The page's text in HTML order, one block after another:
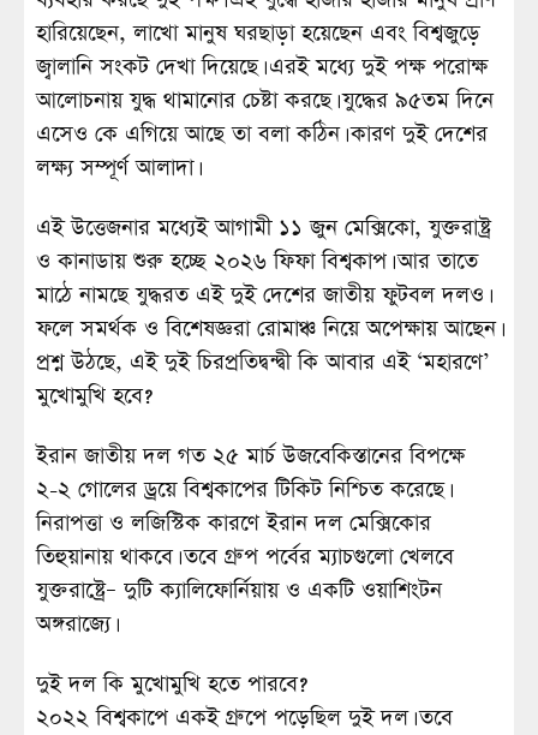
হারিয়েছেন, লাখো মানুষ ঘরছাড়া হয়েছেন এবং বিশ্বজুড়ে
জ্বালানি সংকট দেখা দিয়েছে। এরই মধ্যে দুই পক্ষ পরোক্ষ
আলোচনায় যুদ্ধ থামানোর চেষ্টা করছে। যুদ্ধের ৯৫তম দিনে
এসেও কে এগিয়ে আছে তা বলা কঠিন। কারণ দুই দেশের
লক্ষ্য সম্পূর্ণ আলাদা।
এই উত্তেজনার মধ্যেই আগামী ১১ জুন মেক্সিকো, যুক্তরাষ্ট্র
ও কানাডায় শুরু হচ্ছে ২০২৬ ফিফা বিশ্বকাপ। আর তাতে
মাঠে নামছে যুদ্ধরত এই দুই দেশের জাতীয় ফুটবল দলও।
ফলে সমর্থক ও বিশেষজ্ঞরা রোমাঞ্চ নিয়ে অপেক্ষায় আছেন।
প্রশ্ন উঠছে, এই দুই চিরপ্রতিদ্বন্দ্বী কি আবার এই ‘মহারণে’
মুখোমুখি হবে?
ইরান জাতীয় দল গত ২৫ মার্চ উজবেকিস্তানের বিপক্ষে
২-২ গোলের ড্রয়ে বিশ্বকাপের টিকিট নিশ্চিত করেছে।
নিরাপত্তা ও লজিস্টিক কারণে ইরান দল মেক্সিকোর
তিহুয়ানায় থাকবে। তবে গ্রুপ পর্বের ম্যাচগুলো খেলবে
যুক্তরাষ্ট্রে– দুটি ক্যালিফোর্নিয়ায় ও একটি ওয়াশিংটন
অঙ্গরাজ্যে।
দুই দল কি মুখোমুখি হতে পারবে?
২০২২ বিশ্বকাপে একই গ্রুপে পড়েছিল দুই দল। তবে